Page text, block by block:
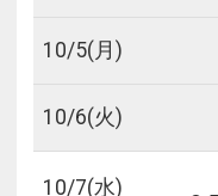
10/5(月)
10/6(火)
10/7(水)